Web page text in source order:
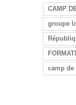
CAMP
groupe
camp